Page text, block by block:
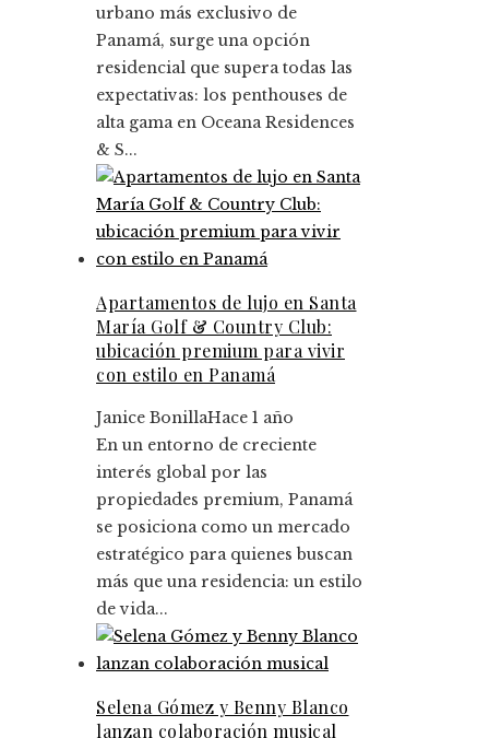
urbano más exclusivo de
Panamá, surge una opción
residencial que supera todas las
expectativas: los penthouses de
alta gama en Oceana Residences
& S...
Apartamentos de lujo en Santa
María Golf & Country Club:
ubicación premium para vivir
con estilo en Panamá
Janice BonillaHace 1 año
En un entorno de creciente
interés global por las
propiedades premium, Panamá
se posiciona como un mercado
estratégico para quienes buscan
más que una residencia: un estilo
de vida...
Selena Gómez y Benny Blanco
lanzan colaboración musical